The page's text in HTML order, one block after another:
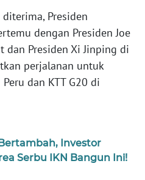
Presiden
dengan Presiden Joe
dan Presiden Xi Jinping di
perjalanan untuk
dan KTT G20 di
Investor
Serbu IKN Bangun Ini!